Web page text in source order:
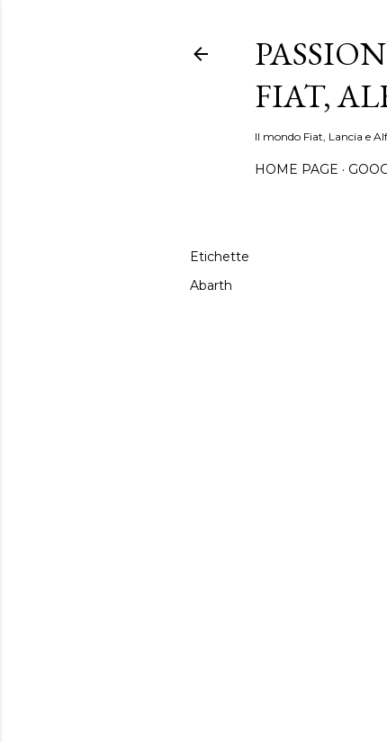
FIAT,
Il mondo Fiat, Lancia e
HOME PAGE
Etichette
Abarth